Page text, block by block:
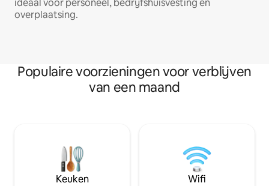
ideaal voor personeel, bedrijfshuisvesting en
overplaatsing.
Populaire voorzieningen voor verblijven
van een maand
Keuken Wifi